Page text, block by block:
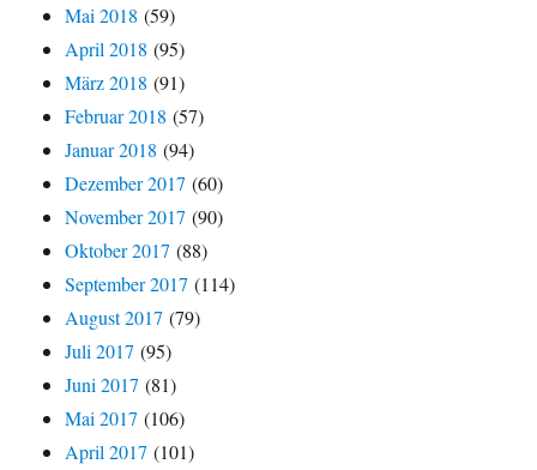
Mai 2018 (59)
April 2018 (95)
März 2018 (91)
Februar 2018 (57)
Januar 2018 (94)
Dezember 2017 (60)
November 2017 (90)
Oktober 2017 (88)
September 2017 (114)
August 2017 (79)
Juli 2017 (95)
Juni 2017 (81)
Mai 2017 (106)
April 2017 (101)